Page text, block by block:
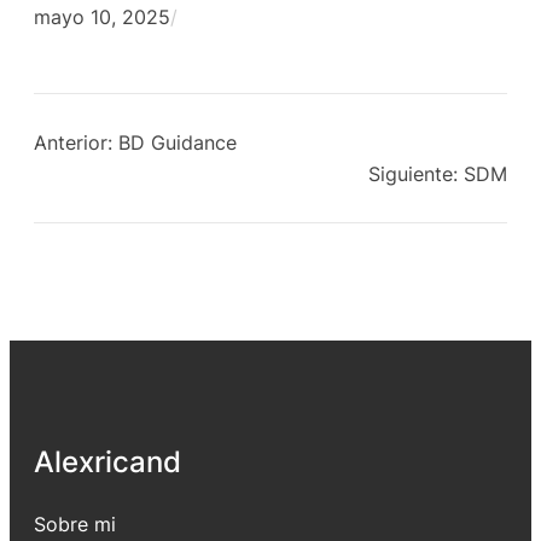
mayo 10, 2025/
Anterior: BD Guidance
Siguiente: SDM
Alexricand
Sobre mi